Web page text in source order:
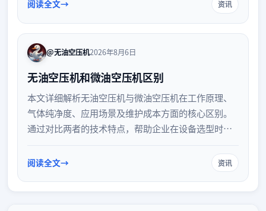
阅读全文 资讯
@无油空压机2026年8月6日
无油空压机和微油空压机区别
本文详细解析无油空压机与微油空压机在工作原理、
气体纯净度、应用场景及维护成本方面的核心区别。
通过对比两者的技术特点，帮助企业在设备选型时明
现高效节能运行。
阅读全文 资讯